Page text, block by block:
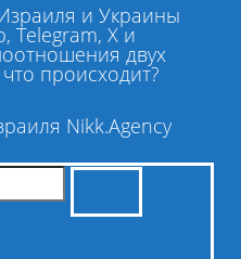
и Украины
Telegram, X и
двух
происходит?
Nikk.Agency